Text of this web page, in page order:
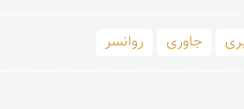
جاوری روانسر